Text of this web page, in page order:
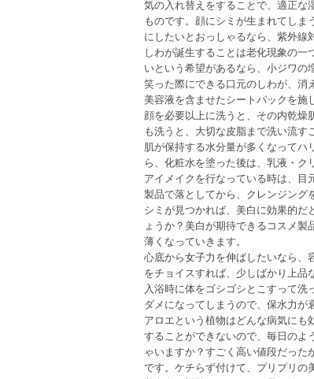
気の入れ替えをすることで、適正な
ものです。顔にシミが生まれてし
にしたいとおっしゃるなら、紫外線
しわが誕生することは老化現象の
いという希望があるなら、小ジワの
笑った際にできる口元のしわが、消
美容液を含ませたシートパックを施
顔を必要以上に洗うと、その内乾
も洗うと、大切な皮脂まで洗い流す
肌が保持する水分量が多くなって
ら、化粧水を塗った後は、乳液・
アイメイクを行なっている時は、
製品で落としてから、クレンジング
シミが見つかれば、美白に効果的
ょうか？美白が期待できるコスメ
薄くなっていきます。
心底から女子力を伸ばしたいなら、
をチョイスすれば、少しばかり上品
入浴時に体をゴシゴシとこすって
ダメになってしまうので、保水力が
アロエという植物はどんな病気に
することができないので、毎日のよ
ゃいますか？すごく高い値段だっ
です。ケチらず付けて、プリプリの